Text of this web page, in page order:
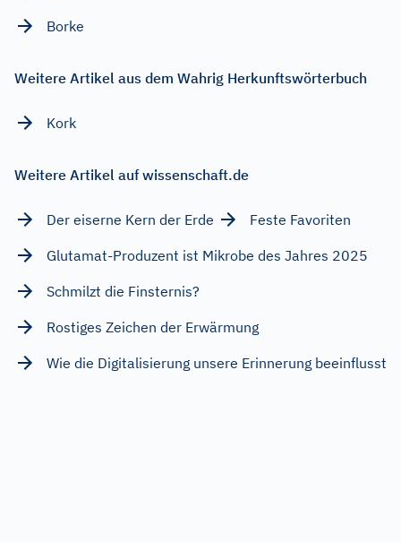
Borke
Weitere Artikel aus dem Wahrig Herkunftswörterbuch
Kork
Weitere Artikel auf wissenschaft.de
Der eiserne Kern der Erde
Feste Favoriten
Glutamat-Produzent ist Mikrobe des Jahres 2025
Schmilzt die Finsternis?
Rostiges Zeichen der Erwärmung
Wie die Digitalisierung unsere Erinnerung beeinflusst